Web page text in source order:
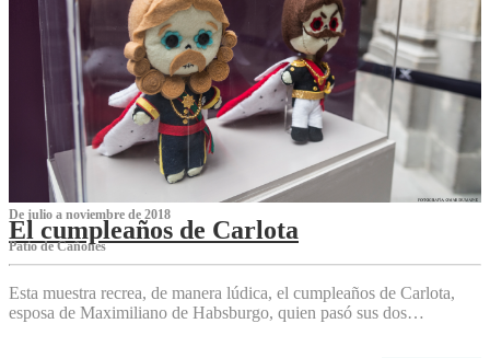
De julio a noviembre de 2018
El cumpleaños de Carlota
Patio de Cañones
Esta muestra recrea, de manera lúdica, el cumpleaños de Carlota,
esposa de Maximiliano de Habsburgo, quien pasó sus dos…